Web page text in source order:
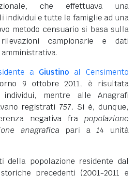
che effettuava una
individui e tutte le famiglie ad una
metodo censuario si basa sulla
campionarie e dati
a Giustino al Censimento
9 ottobre 2011, è risultata
individui, mentre alle Anagrafi
registrati 757. Si è, dunque,
negativa fra popolazione
anagrafica pari a14 unità
della popolazione residente dal
precedenti (2001-2011 e